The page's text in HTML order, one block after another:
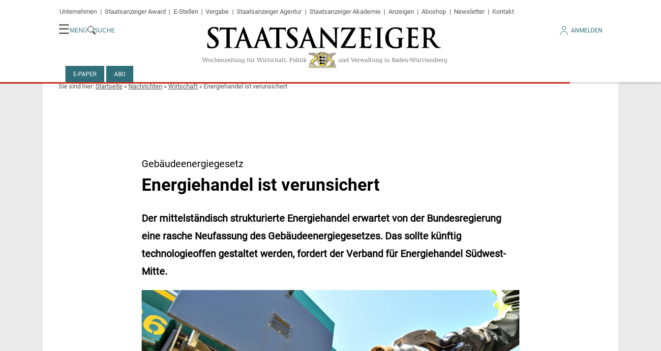
Unternehmen Staatsanzeiger Award E-Stellen Vergabe Staatsanzeiger Agentur Staatsanzeiger Akademie Anzeigen Aboshop Newsletter Kontakt
☰ MENÜ SUCHE ANMELDEN
E-PAPER ABO
Startseite»Nachrichten»Wirtschaft»Energiehandel ist verunsichert
Gebäudeenergiegesetz
Energiehandel ist verunsichert
Der mittelständisch strukturierte Energiehandel erwartet von der Bundesregierung
eine rasche Neufassung des Gebäudeenergiegesetzes. Das sollte künftig
technologieoffen gestaltet werden, fordert der Verband für Energiehandel Südwest-
Mitte.